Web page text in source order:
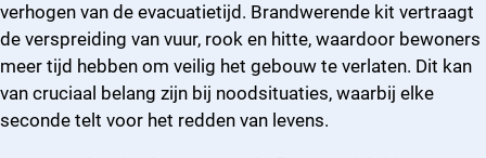
verhogen van de evacuatietijd. Brandwerende kit vertraagt
de verspreiding van vuur, rook en hitte, waardoor bewoners
meer tijd hebben om veilig het gebouw te verlaten. Dit kan
van cruciaal belang zijn bij noodsituaties, waarbij elke
seconde telt voor het redden van levens.